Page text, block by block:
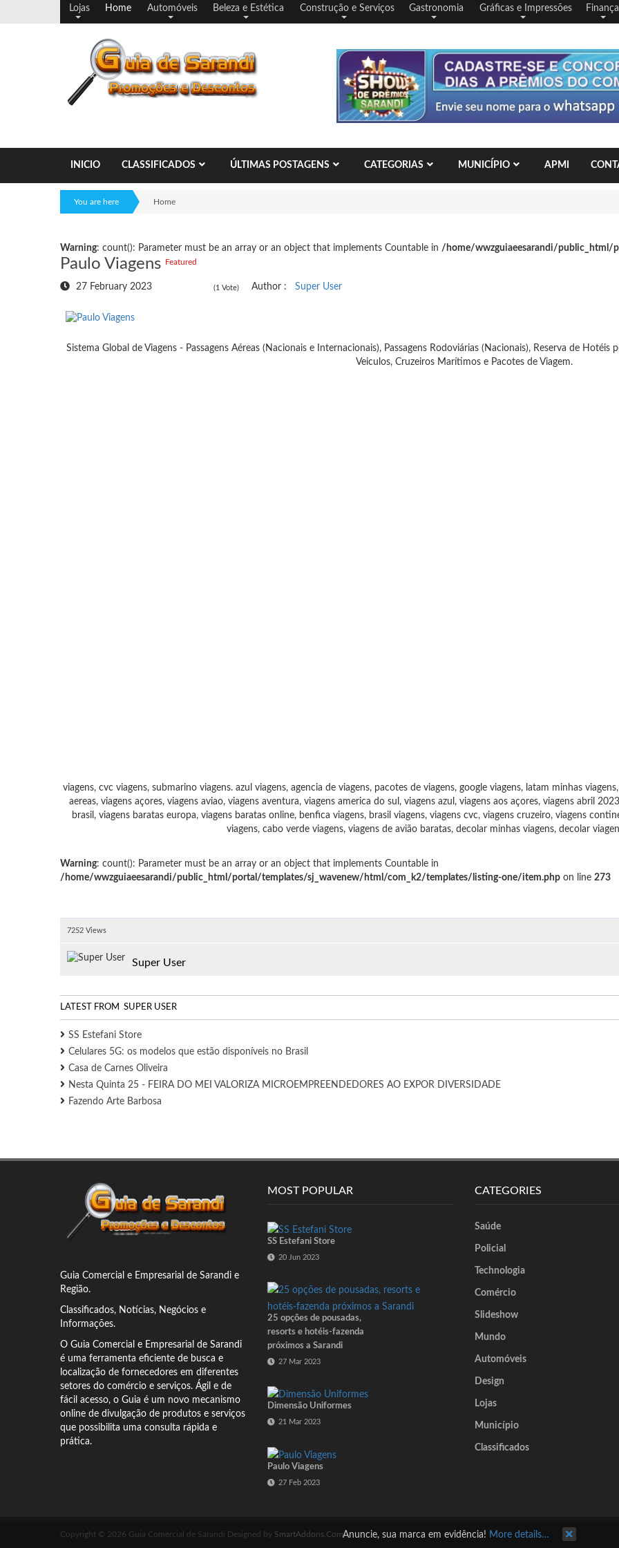
Lojas Home Automóveis Beleza e Estética Construção e Serviços Gastronomia Gráficas e Impressões
INICIO CLASSIFICADOS ÚLTIMAS POSTAGENS CATEGORIAS MUNICÍPIO APMI
You are here Home
Warning: count(): Parameter must be an array or an object that implements Countable in /home/wwzguiaeesarandi/public_html/
Paulo Viagens Featured
27 February 2023 (1 Vote) Author : Super User
Sistema Global de Viagens - Passagens Aéreas (Nacionais e Internacionais), Passagens Rodoviárias (Nacionais), Reserva de
Veiculos, Cruzeiros Marítimos e Pacotes de Viagem.
viagens, cvc viagens, submarino viagens. azul viagens, agencia de viagens, pacotes de viagens, google viagens, latam minhas
aereas, viagens açores, viagens aviao, viagens aventura, viagens america do sul, viagens azul, viagens aos açores, viagens abril
brasil, viagens baratas europa, viagens baratas online, benfica viagens, brasil viagens, viagens cvc, viagens cruzeiro, viagens
viagens, cabo verde viagens, viagens de avião baratas, decolar minhas viagens, decolar
Warning: count(): Parameter must be an array or an object that implements Countable in
/home/wwzguiaeesarandi/public_html/portal/templates/sj_wavenew/html/com_k2/templates/listing-one/item.php on line 273
7252 Views
Super User
LATEST FROM SUPER USER
SS Estefani Store
Celulares 5G: os modelos que estão disponíveis no Brasil
Casa de Carnes Oliveira
Nesta Quinta 25 - FEIRA DO MEI VALORIZA MICROEMPREENDEDORES AO EXPOR DIVERSIDADE
Fazendo Arte Barbosa
Guia Comercial e Empresarial de Sarandi e
Região.
Classificados, Notícias, Negócios e
Informações.
O Guia Comercial e Empresarial de Sarandi
é uma ferramenta eficiente de busca e
localização de fornecedores em diferentes
setores do comércio e serviços. Ágil e de
fácil acesso, o Guia é um novo mecanismo
online de divulgação de produtos e serviços
que possibilita uma consulta rápida e
prática.
MOST POPULAR
SS Estefani Store
20 Jun 2023
25 opções de pousadas,
resorts e hotéis-fazenda
próximos a Sarandi
27 Mar 2023
Dimensão Uniformes
21 Mar 2023
Paulo Viagens
27 Feb 2023
CATEGORIES
Saúde
Policial
Technologia
Comércio
Slideshow
Mundo
Automóveis
Design
Lojas
Município
Classificados
Copyright © 2026 Guia Comercial de Sarandi Designed by SmartAddons.ComAnuncie, sua marca em evidência! More details…